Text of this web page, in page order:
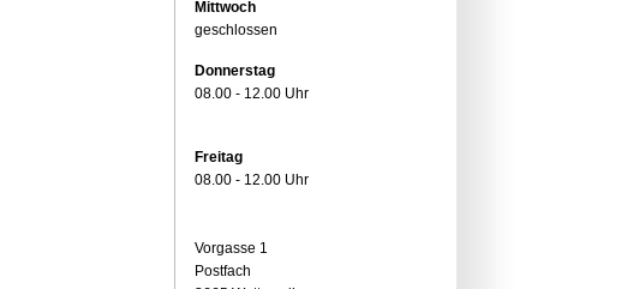
Mittwoch
geschlossen
Donnerstag
08.00 - 12.00 Uhr
Freitag
08.00 - 12.00 Uhr
Vorgasse 1
Postfach